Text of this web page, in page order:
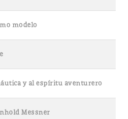
modelo
y al espíritu aventurero
Messner